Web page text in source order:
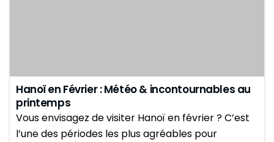
Hanoï en Février : Météo & incontournables au
printemps
Vous envisagez de visiter Hanoï en février ? C’est
l’une des périodes les plus agréables pour